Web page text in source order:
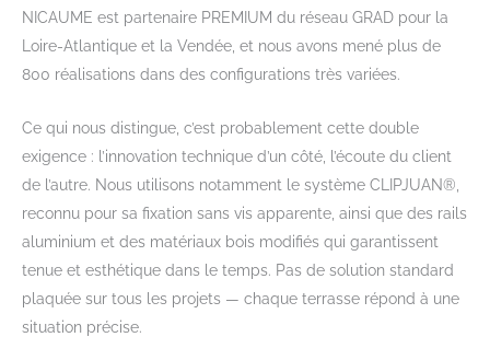
NICAUME est partenaire PREMIUM du réseau GRAD pour la
Loire-Atlantique et la Vendée, et nous avons mené plus de
800 réalisations dans des configurations très variées.
Ce qui nous distingue, c’est probablement cette double
exigence : l’innovation technique d’un côté, l’écoute du client
de l’autre. Nous utilisons notamment le système CLIPJUAN®,
reconnu pour sa fixation sans vis apparente, ainsi que des rails
aluminium et des matériaux bois modifiés qui garantissent
tenue et esthétique dans le temps. Pas de solution standard
plaquée sur tous les projets — chaque terrasse répond à une
situation précise.